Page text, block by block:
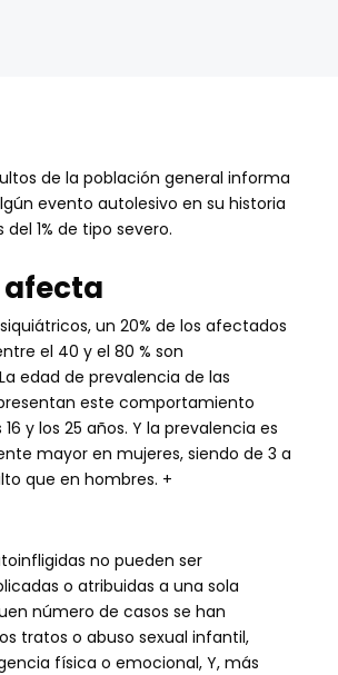
de la población general informa
evento autolesivo en su historia
1% de tipo severo.
afecta
un 20% de los afectados
el 40 y el 80 % son
La edad de prevalencia de las
este comportamiento
y los 25 años. Y la prevalencia es
mayor en mujeres, siendo de 3 a
que en hombres. +
no pueden ser
o atribuidas a una sola
número de casos se han
tratos o abuso sexual infantil,
física o emocional, Y, más